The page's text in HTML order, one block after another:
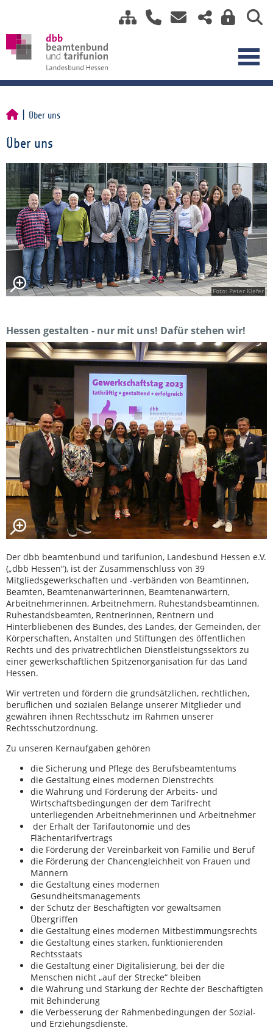
Über uns
Über uns
Foto: Peter Kiefer
Hessen gestalten - nur mit uns! Dafür stehen wir!
Der dbb beamtenbund und tarifunion, Landesbund Hessen e.V.
(„dbb Hessen“), ist der Zusammenschluss von 39
Mitgliedsgewerkschaften und -verbänden von Beamtinnen,
Beamten, Beamtenanwärterinnen, Beamtenanwärtern,
Arbeitnehmerinnen, Arbeitnehmern, Ruhestandsbeamtinnen,
Ruhestandsbeamten, Rentnerinnen, Rentnern und
Hinterbliebenen des Bundes, des Landes, der Gemeinden, der
Körperschaften, Anstalten und Stiftungen des öffentlichen
Rechts und des privatrechtlichen Dienstleistungssektors zu
einer gewerkschaftlichen Spitzenorganisation für das Land
Hessen.
Wir vertreten und fördern die grundsätzlichen, rechtlichen,
beruflichen und sozialen Belange unserer Mitglieder und
gewähren ihnen Rechtsschutz im Rahmen unserer
Rechtsschutzordnung.
Zu unseren Kernaufgaben gehören
die Sicherung und Pflege des Berufsbeamtentums
die Gestaltung eines modernen Dienstrechts
die Wahrung und Förderung der Arbeits- und
Wirtschaftsbedingungen der dem Tarifrecht
unterliegenden Arbeitnehmerinnen und Arbeitnehmer
der Erhalt der Tarifautonomie und des
Flächentarifvertrags
die Förderung der Vereinbarkeit von Familie und Beruf
die Förderung der Chancengleichheit von Frauen und
Männern
die Gestaltung eines modernen
Gesundheitsmanagements
der Schutz der Beschäftigten vor gewaltsamen
Übergriffen
die Gestaltung eines modernen Mitbestimmungsrechts
die Gestaltung eines starken, funktionierenden
Rechtsstaats
die Gestaltung einer Digitalisierung, bei der die
Menschen nicht „auf der Strecke“ bleiben
die Wahrung und Stärkung der Rechte der Beschäftigten
mit Behinderung
die Verbesserung der Rahmenbedingungen der Sozial-
und Erziehungsdienste.